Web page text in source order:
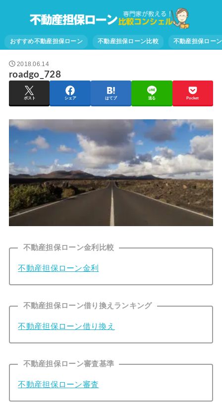
おすすめ不動産担保ローン 不動産担保ローン比較 不動産担保ロー
2018.06.14
roadgo_728
ポスト シェア はてブ 送る Pocket
不動産担保ローン金利比較
不動産担保ローン金利
不動産担保ローン借り換えランキング
不動産担保ローン借り換え
不動産担保ローン審査基準
不動産担保ローン審査